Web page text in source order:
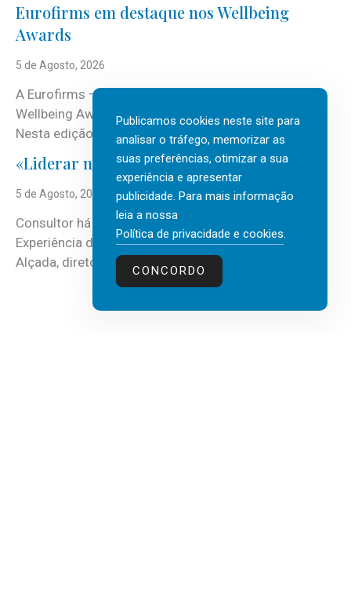
Eurofirms em destaque nos Wellbeing
Awards
5 de Agosto, 2026
A Eurofirms – People first está de regresso aos
Wellbeing Awards, integrando o Top Wellbeing 2026.
Nesta edição, a multinacional...
«Liderar não é um talento místico.»
5 de Agosto, 2026
Consultor há mais de três décadas nas áreas de
Experiência do Cliente, Vendas e Liderança, Manuel
Alçada, diretor executivo da...
Publicamos cookies neste site para
analisar o tráfego, memorizar as
suas preferências, otimizar a sua
experiência e apresentar
publicidade. Para mais informação
leia a nossa
Política de privacidade e cookies.
CONCORDO